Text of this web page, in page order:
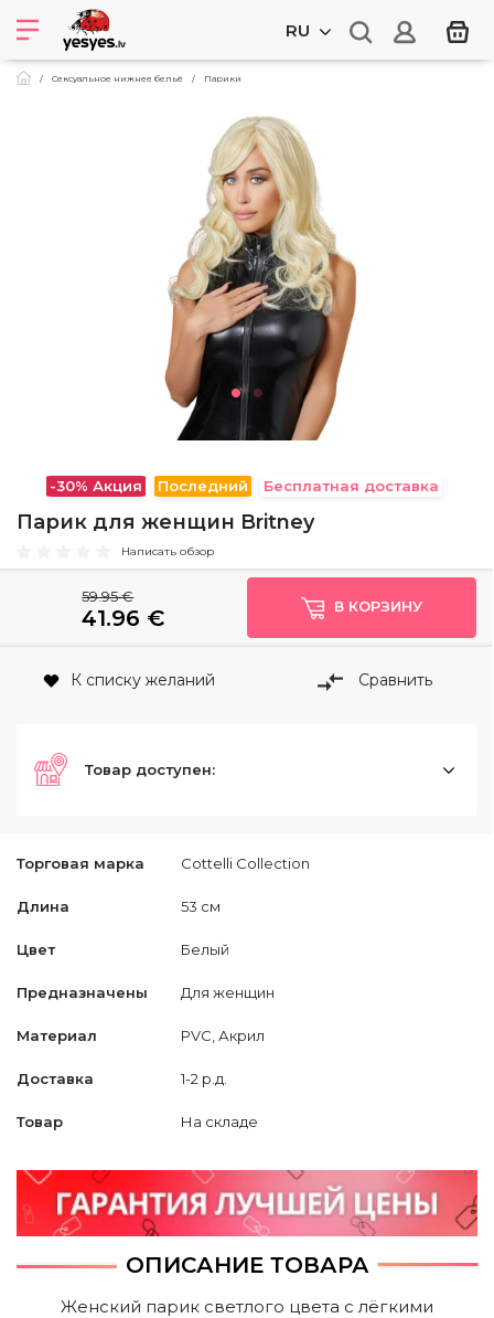
RU
Сексуальное нижнее бельё Парики
-30% Акция Последний Бесплатная доставка
Парик для женщин Britney
Написать обзор
Торговая марка Cottelli Collection
Длина 53 см
Цвет Белый
Предназначены Для женщин
Материал PVC, Акрил
Доставка 1-2 р.д.
Товар На складе
59.95 €
41.96 € В КОРЗИНУ
К списку желаний Сравнить
Товар доступен:
ОПИСАНИЕ ТОВАРА
Женский парик светлого цвета с лёгкими